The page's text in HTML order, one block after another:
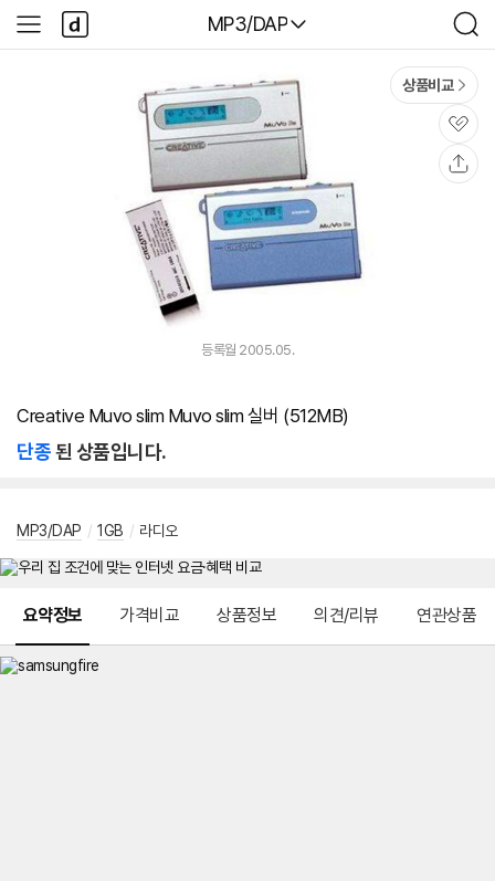
다나와
MP3/DAP
검
색
사
이
다
나
와
상품비교
관
심
등록월 2005.05.
Creative Muvo slim Muvo slim 실버 (512MB)
단종된 상품입니다.
MP3/DAP / 1GB / 라디오
요약정보 가격비교 상품정보 의견/리뷰 연관상품